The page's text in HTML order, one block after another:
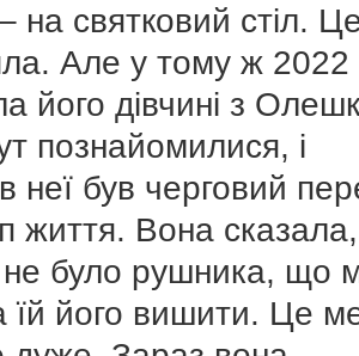
на святковий стіл.
Але у тому ж 2022
його дівчині з
познайомилися, і
неї був черговий
життя. Вона
не було рушника, що
їй його вишити. Це